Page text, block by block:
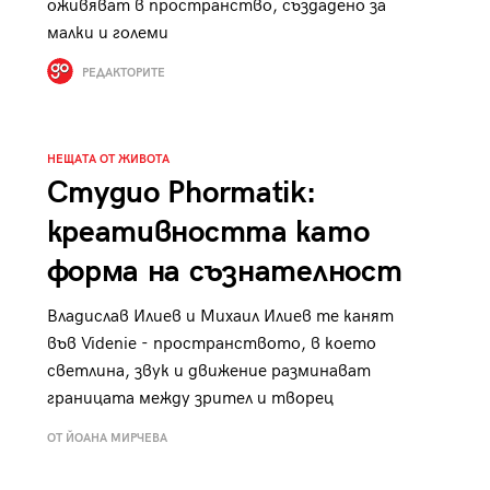
оживяват в пространство, създадено за
малки и големи
РЕДАКТОРИТЕ
НЕЩАТА ОТ ЖИВОТА
Студио Phormatik:
креативността като
форма на съзнателност
Владислав Илиев и Михаил Илиев те канят
във Videnie - пространството, в което
светлина, звук и движение разминават
границата между зрител и творец
ОТ ЙОАНА МИРЧЕВА
Tender is the Wine – Какво
29 /29